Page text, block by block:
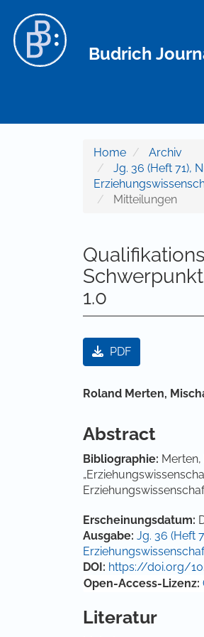
Hauptinhalt
Sidebar
Budrich
Home
Archiv
Jg. 36 (Heft 71),
Mitteilungen
1.0
Artikel-Sidebar
PDF
Roland Merten,
Abstract
Bibliographie:
Artikel-Details
Erscheinungsdatum:
Ausgabe: Jg. 36 (Heft
DOI: https://doi.org/
Open-Access-Lizenz:
Literatur